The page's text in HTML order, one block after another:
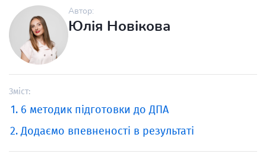
Автор:
Юлія Новікова
Зміст:
6 методик підготовки до ДПА
Додаємо впевненості в результаті